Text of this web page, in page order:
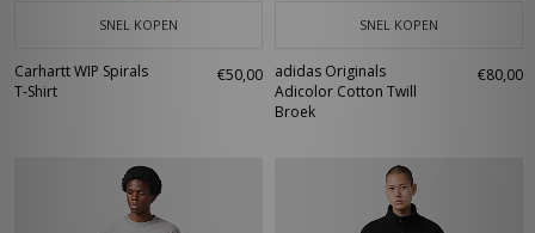
SNEL KOPEN
Carhartt WIP Spirals
T-Shirt
€50,00
SNEL KOPEN
adidas Originals
Adicolor Cotton Twill
Broek
€80,00